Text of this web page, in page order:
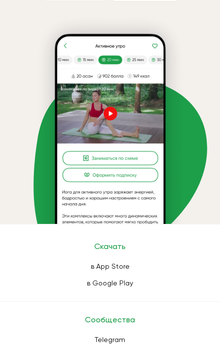
Скачать
в App Store
в Google Play
Сообщества
Telegram